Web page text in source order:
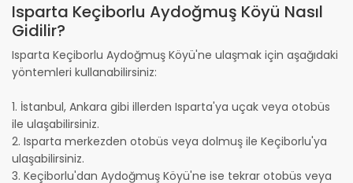
Isparta Keçiborlu Aydoğmuş Köyü Nasıl
Gidilir?
Isparta Keçiborlu Aydoğmuş Köyü'ne ulaşmak için aşağıdaki
yöntemleri kullanabilirsiniz:
1. İstanbul, Ankara gibi illerden Isparta'ya uçak veya otobüs
ile ulaşabilirsiniz.
2. Isparta merkezden otobüs veya dolmuş ile Keçiborlu'ya
ulaşabilirsiniz.
3. Keçiborlu'dan Aydoğmuş Köyü'ne ise tekrar otobüs veya